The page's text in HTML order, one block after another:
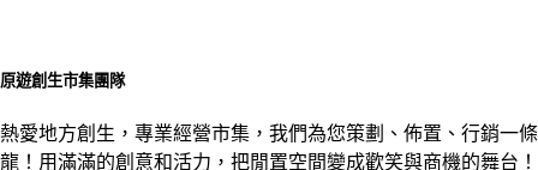
原遊創生市集團隊
熱愛地方創生，專業經營市集，我們為您策劃、佈置、行銷一條
龍！用滿滿的創意和活力，把閒置空間變成歡笑與商機的舞台！